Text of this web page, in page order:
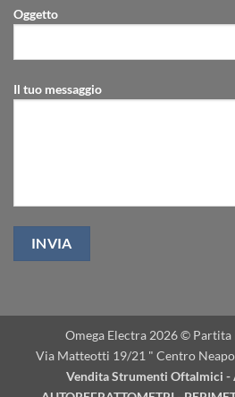
Oggetto
Il tuo messaggio
Omega Electra 2026 © Partita
Via Matteotti 19/21 " Centro
Vendita Strumenti Oftalmici -